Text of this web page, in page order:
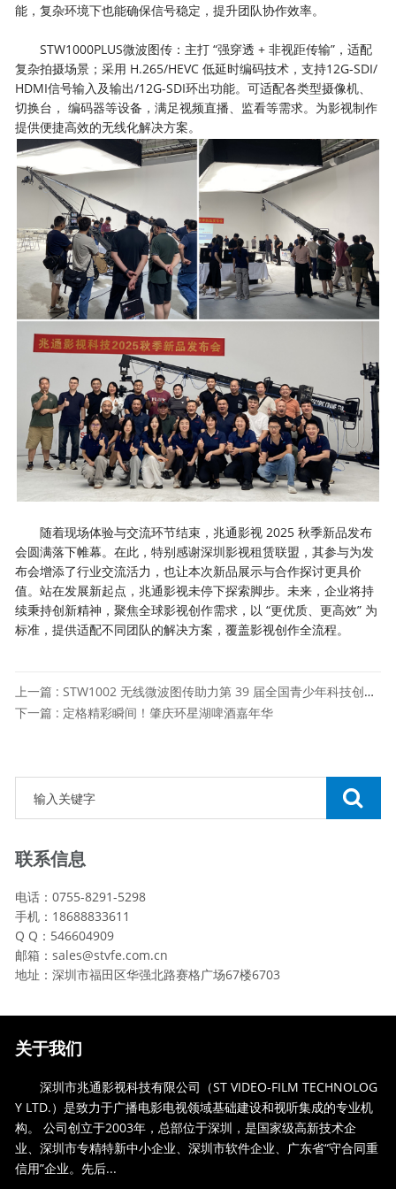
能，复杂环境下也能确保信号稳定，提升团队协作效率。
STW1000PLUS微波图传：主打 “强穿透 + 非视距传输”，适配
复杂拍摄场景；采用 H.265/HEVC 低延时编码技术，支持12G-SDI/
HDMI信号输入及输出/12G-SDI环出功能。可适配各类型摄像机、
切换台， 编码器等设备，满足视频直播、监看等需求。为影视制作
提供便捷高效的无线化解决方案。
随着现场体验与交流环节结束，兆通影视 2025 秋季新品发布
会圆满落下帷幕。在此，特别感谢深圳影视租赁联盟，其参与为发
布会增添了行业交流活力，也让本次新品展示与合作探讨更具价
值。站在发展新起点，兆通影视未停下探索脚步。未来，企业将持
续秉持创新精神，聚焦全球影视创作需求，以 “更优质、更高效” 为
标准，提供适配不同团队的解决方案，覆盖影视创作全流程。
上一篇 : STW1002 无线微波图传助力第 39 届全国青少年科技创新大赛
下一篇 : 定格精彩瞬间！肇庆环星湖啤酒嘉年华
联系信息
电话：0755-8291-5298
手机：18688833611
Q Q：546604909
邮箱：sales@stvfe.com.cn
地址：深圳市福田区华强北路赛格广场67楼6703
关于我们
深圳市兆通影视科技有限公司（ST VIDEO-FILM TECHNOLOG
Y LTD.）是致力于广播电影电视领域基础建设和视听集成的专业机
构。 公司创立于2003年，总部位于深圳，是国家级高新技术企
业、深圳市专精特新中小企业、深圳市软件企业、广东省“守合同重
信用”企业。先后...